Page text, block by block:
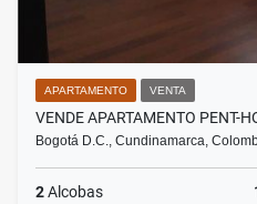
APARTAMENTO VENTA
VENDE APARTAMENTO PENT-
Bogotá D.C., Cundinamarca,
2Alcobas